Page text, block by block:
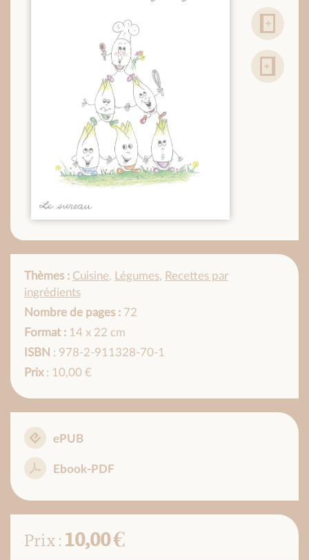
Thèmes : Cuisine, Légumes, Recettes par
ingrédients
Nombre de pages : 72
Format : 14 x 22 cm
ISBN : 978-2-911328-70-1
Prix: 10,00 €
ePUB
Ebook-PDF
Prix :10,00 €